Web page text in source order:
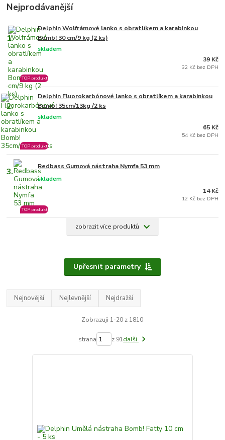
Nejprodávanější
1.
Delphin Wolfrámové lanko s obratlíkem a karabinkou
Bomb! 30 cm/9 kg (2 ks)
skladem
TOP produkt
39 Kč
32 Kč bez DPH
2.
Delphin Fluorokarbónové lanko s obratlíkem a karabinkou
Bomb! 35cm/13kg /2 ks
skladem
TOP produkt
65 Kč
54 Kč bez DPH
3. Redbass Gumová nástraha Nymfa 53 mm
skladem
TOP produkt
14 Kč
12 Kč bez DPH
zobrazit více produktů
Upřesnit parametry
Nejnovější Nejlevnější Nejdražší
Zobrazuji 1-20 z 1810
strana z 91další